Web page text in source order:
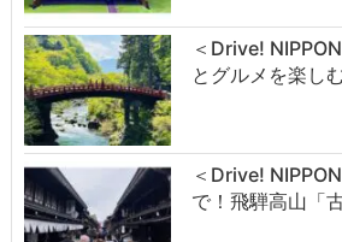
＜Drive!
とグルメを楽し
＜Drive!
で！飛騨高山「